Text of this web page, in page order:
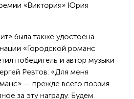
«Виктория» Юрия
была также удостоена
«Городской романс
победитель и автор музыки
Ревтов: «Для меня
— прежде всего поэзия.
за эту награду. Будем